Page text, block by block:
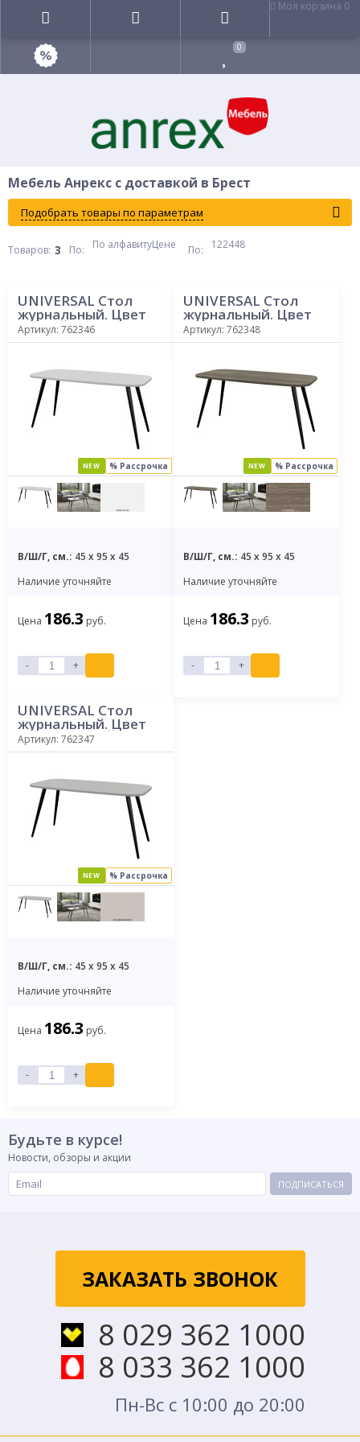
0
Мебель Анрекс с доставкой в Брест
Подобрать товары по параметрам
Товаров: 3 По: По алфавитуЦене По: 122448
UNIVERSAL Стол
журнальный. Цвет
БЕЛЫЙ
Артикул: 762346
NEW % Рассрочка
В/Ш/Г, см.: 45 x 95 x 45
Наличие уточняйте
Цена 186.3 руб.
- +
UNIVERSAL Стол
журнальный. Цвет
ОРЕХ МОНТЕ
Артикул: 762348
NEW % Рассрочка
В/Ш/Г, см.: 45 x 95 x 45
Наличие уточняйте
Цена 186.3 руб.
- +
UNIVERSAL Стол
журнальный. Цвет
ПЕРСИДСКИЙ
ЖЕМЧУГ
Артикул: 762347
NEW % Рассрочка
В/Ш/Г, см.: 45 x 95 x 45
Наличие уточняйте
Цена 186.3 руб.
- +
Будьте в курсе!
Новости, обзоры и акции
ПОДПИСАТЬСЯ
ЗАКАЗАТЬ ЗВОНОК
8 029 362 1000
8 033 362 1000
Пн-Вс с 10:00 до 20:00
Моя корзина 0